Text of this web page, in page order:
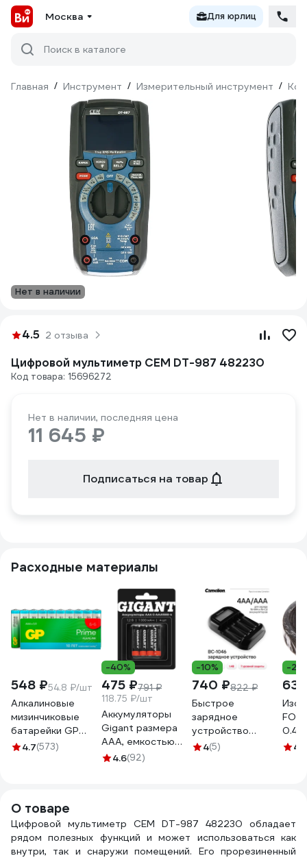
Москва Для юрлиц
Поиск в каталоге
Главная / Инструмент / Измерительный инструмент /
Нет в наличии
4.5 2 отзыва
Цифровой мультиметр СЕМ DT-987 482230
Код товара: 15696272
Нет в наличии, последняя цена
11 645 ₽
Подписаться на товар
Расходные материалы
548 ₽54.8 ₽/шт
Алкалиновые
мизинчиковые
батарейки GP
АAА Prime Alkaline,
4.7(573)
-40%
475 ₽791 ₽
118.75 ₽/шт
Аккумуляторы
Gigant размера
ААA, емкостью
1000 мАч - 4шт.
4.6(92)
-10%
740 ₽822 ₽
Быстрое
зарядное
устройство
Camelion BC-1046
4(5)
-
63
4.5
О товаре
Цифровой мультиметр СЕМ DT-987 482230 обладает
рядом полезных функций и может использоваться как
внутри, так и снаружи помещений. Его прорезиненный